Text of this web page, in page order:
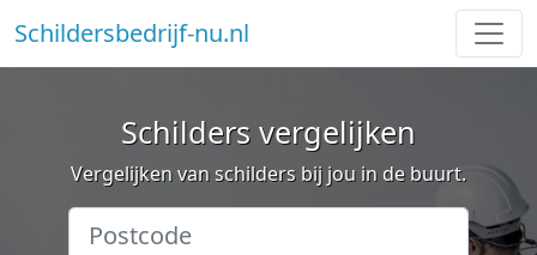
Schildersbedrijf-nu.nl
Schilders vergelijken
Vergelijken van schilders bij jou in de buurt.